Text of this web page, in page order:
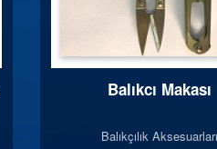
Balıkcı Makası
Balıkçılık Aksesuarları